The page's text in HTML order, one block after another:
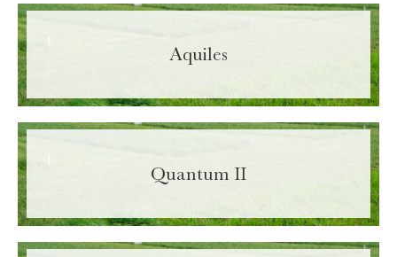
Aquiles
Quantum II
Name Required
Area Code: Required